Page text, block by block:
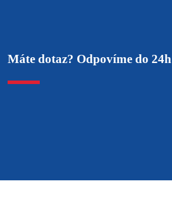
Máte dotaz? Odpovíme do 24h